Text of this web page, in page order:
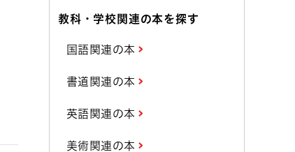
教科・学校関連の本を探す
国語関連の本
書道関連の本
英語関連の本
美術関連の本